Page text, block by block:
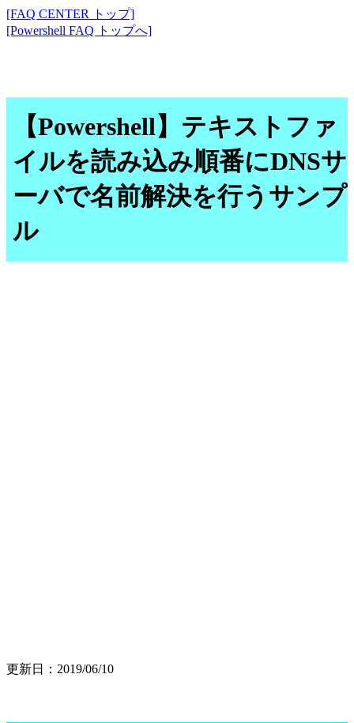
[FAQ CENTER トップ]
[Powershell FAQ トップへ]
【Powershell】テキストファ
イルを読み込み順番にDNSサ
ーバで名前解決を行うサンプ
ル
更新日：2019/06/10